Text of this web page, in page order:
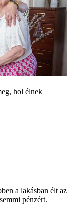
hol élnek
a lakásban élt az
pénzért.